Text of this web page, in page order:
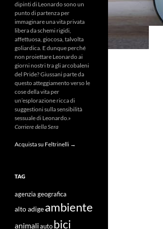
dipinti di Leonardo sono un
punto di partenza per
immaginare una vita privata
libera da schemi rigidi,
affettuosa, giocosa, talvolta
goliardica. E dunque perché
non proiettare Leonardo ai
giorni nostri tra gli arcobaleni
del Pride? Giussani parte da
questo atteggiamento verso le
cose della vita per
un’esplorazione ricca di
suggestioni sulla sensibilità
sessuale di Leonardo.»
Corriere della Sera
Acquista su Feltrinelli →
TAG
agenzia geografica
alto adigeambiente
animali auto bici